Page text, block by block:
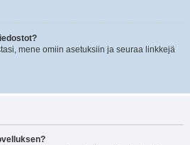
mene omiin asetuksiin ja seuraa linkkejä